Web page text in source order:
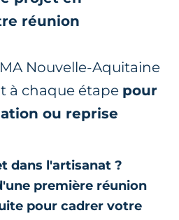
réunion
Nouvelle-Aquitaine
à chaque étape pour
ou reprise
dans l'artisanat ?
première réunion
pour cadrer votre